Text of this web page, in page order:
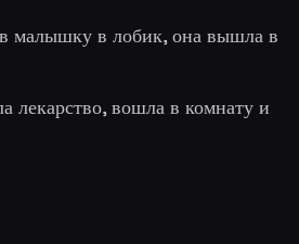
малышку в лобик, она вышла в
лекарство, вошла в комнату и